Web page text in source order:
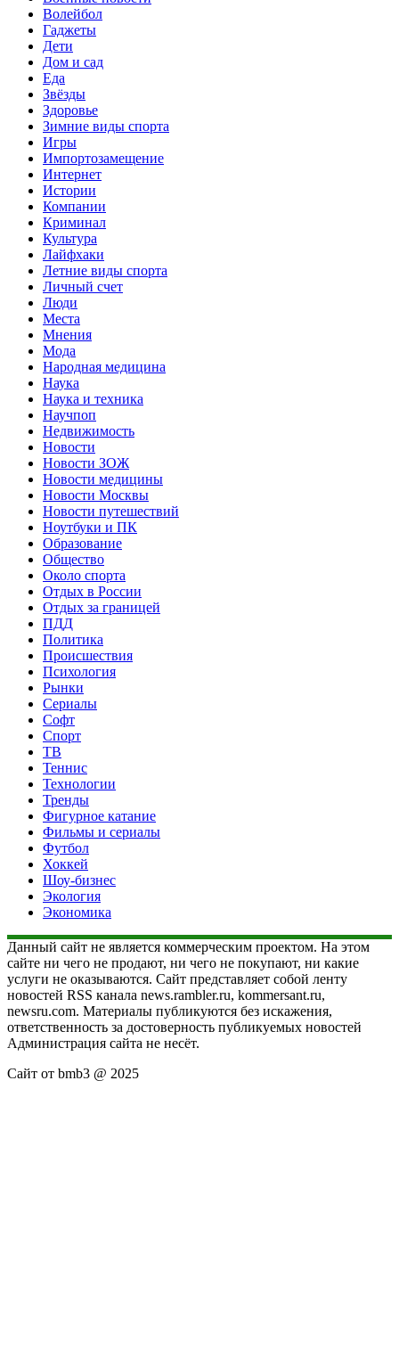
Волейбол
Гаджеты
Дети
Дом и сад
Еда
Звёзды
Здоровье
Зимние виды спорта
Игры
Импортозамещение
Интернет
Истории
Компании
Криминал
Культура
Лайфхаки
Летние виды спорта
Личный счет
Люди
Места
Мнения
Мода
Народная медицина
Наука
Наука и техника
Научпоп
Недвижимость
Новости
Новости ЗОЖ
Новости медицины
Новости Москвы
Новости путешествий
Ноутбуки и ПК
Образование
Общество
Около спорта
Отдых в России
Отдых за границей
ПДД
Политика
Происшествия
Психология
Рынки
Сериалы
Софт
Спорт
ТВ
Теннис
Технологии
Тренды
Фигурное катание
Фильмы и сериалы
Футбол
Хоккей
Шоу-бизнес
Экология
Экономика
Данный сайт не является коммерческим проектом. На этом
сайте ни чего не продают, ни чего не покупают, ни какие
услуги не оказываются. Сайт представляет собой ленту
новостей RSS канала news.rambler.ru, kommersant.ru,
newsru.com. Материалы публикуются без искажения,
ответственность за достоверность публикуемых новостей
Администрация сайта не несёт.
Сайт от bmb3 @ 2025